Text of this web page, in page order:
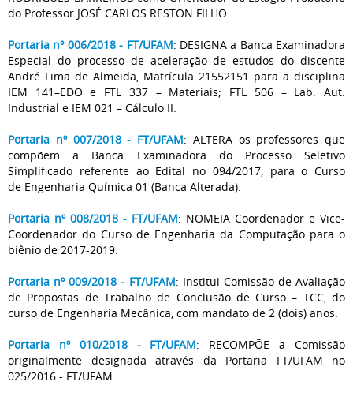
do Professor JOSÉ CARLOS RESTON FILHO.
Portaria nº 006/2018 - FT/UFAM: DESIGNA a Banca Examinadora
Especial do processo de aceleração de estudos do discente
André Lima de Almeida, Matrícula 21552151 para a disciplina
IEM 141–EDO e FTL 337 – Materiais; FTL 506 – Lab. Aut.
Industrial e IEM 021 – Cálculo II.
Portaria nº 007/2018 - FT/UFAM: ALTERA os professores que
compõem a Banca Examinadora do Processo Seletivo
Simplificado referente ao Edital no 094/2017, para o Curso
de Engenharia Química 01 (Banca Alterada).
Portaria nº 008/2018 - FT/UFAM: NOMEIA Coordenador e Vice-
Coordenador do Curso de Engenharia da Computação para o
biênio de 2017-2019.
Portaria nº 009/2018 - FT/UFAM: Institui Comissão de Avaliação
de Propostas de Trabalho de Conclusão de Curso – TCC, do
curso de Engenharia Mecânica, com mandato de 2 (dois) anos.
Portaria nº 010/2018 - FT/UFAM: RECOMPÕE a Comissão
originalmente designada através da Portaria FT/UFAM no
025/2016 - FT/UFAM.